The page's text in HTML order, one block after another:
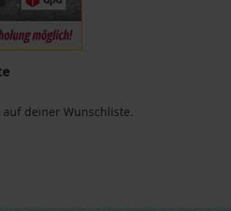
deiner Wunschliste.